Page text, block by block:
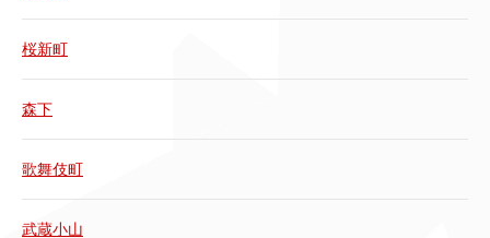
桜新町
森下
歌舞伎町
武蔵小山